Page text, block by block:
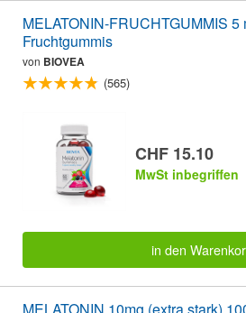
MELATONIN-FRUCHTGUMMIS 5
Fruchtgummis
von BIOVEA
(565)
CHF 15.10
MwSt inbegriffen
in den